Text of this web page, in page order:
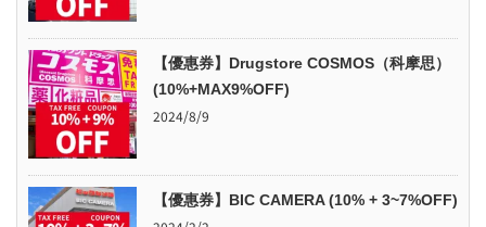
【優惠券】Drugstore COSMOS（科摩思）
(10%+MAX9%OFF)
2024/8/9
【優惠券】BIC CAMERA (10% + 3~7%OFF)